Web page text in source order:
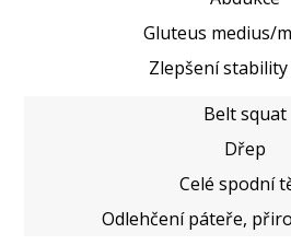
Gluteus medius/
Zlepšení
Belt squat
Dřep
Celé spodní
Odlehčení páteře,